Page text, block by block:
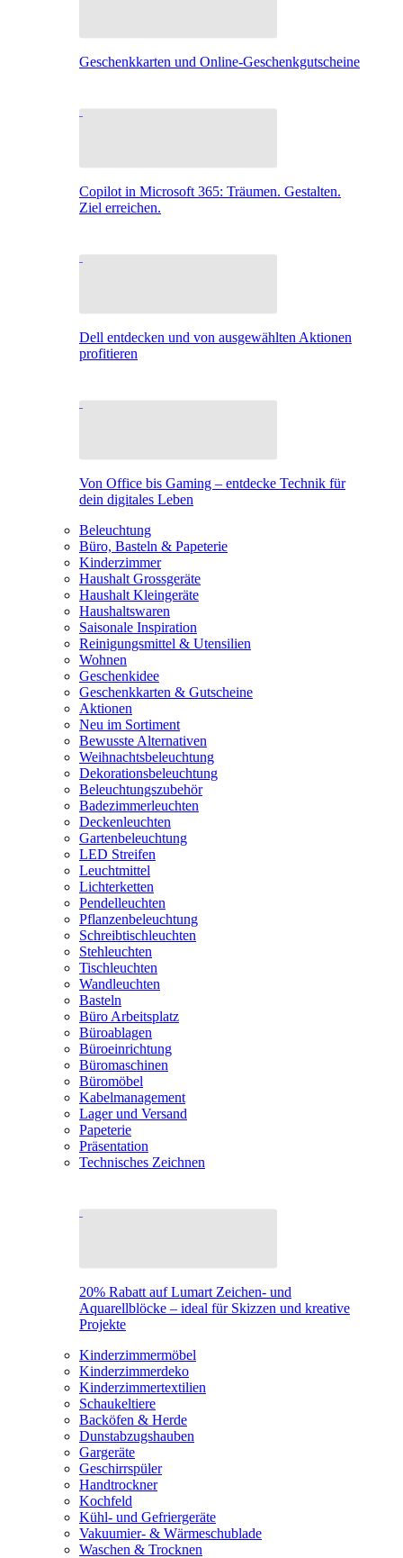
Geschenkkarten und Online-Geschenkgutscheine
Copilot in Microsoft 365: Träumen. Gestalten.
Ziel erreichen.
Dell entdecken und von ausgewählten Aktionen
profitieren
Von Office bis Gaming – entdecke Technik für
dein digitales Leben
Beleuchtung
Büro, Basteln & Papeterie
Kinderzimmer
Haushalt Grossgeräte
Haushalt Kleingeräte
Haushaltswaren
Saisonale Inspiration
Reinigungsmittel & Utensilien
Wohnen
Geschenkidee
Geschenkkarten & Gutscheine
Aktionen
Neu im Sortiment
Bewusste Alternativen
Weihnachtsbeleuchtung
Dekorationsbeleuchtung
Beleuchtungszubehör
Badezimmerleuchten
Deckenleuchten
Gartenbeleuchtung
LED Streifen
Leuchtmittel
Lichterketten
Pendelleuchten
Pflanzenbeleuchtung
Schreibtischleuchten
Stehleuchten
Tischleuchten
Wandleuchten
Basteln
Büro Arbeitsplatz
Büroablagen
Büroeinrichtung
Büromaschinen
Büromöbel
Kabelmanagement
Lager und Versand
Papeterie
Präsentation
Technisches Zeichnen
20% Rabatt auf Lumart Zeichen- und
Aquarellblöcke – ideal für Skizzen und kreative
Projekte
Kinderzimmermöbel
Kinderzimmerdeko
Kinderzimmertextilien
Schaukeltiere
Backöfen & Herde
Dunstabzugshauben
Gargeräte
Geschirrspüler
Handtrockner
Kochfeld
Kühl- und Gefriergeräte
Vakuumier- & Wärmeschublade
Waschen & Trocknen